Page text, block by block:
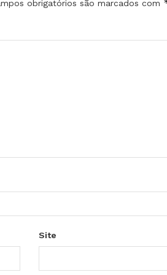
obrigatórios são marcados com
Site